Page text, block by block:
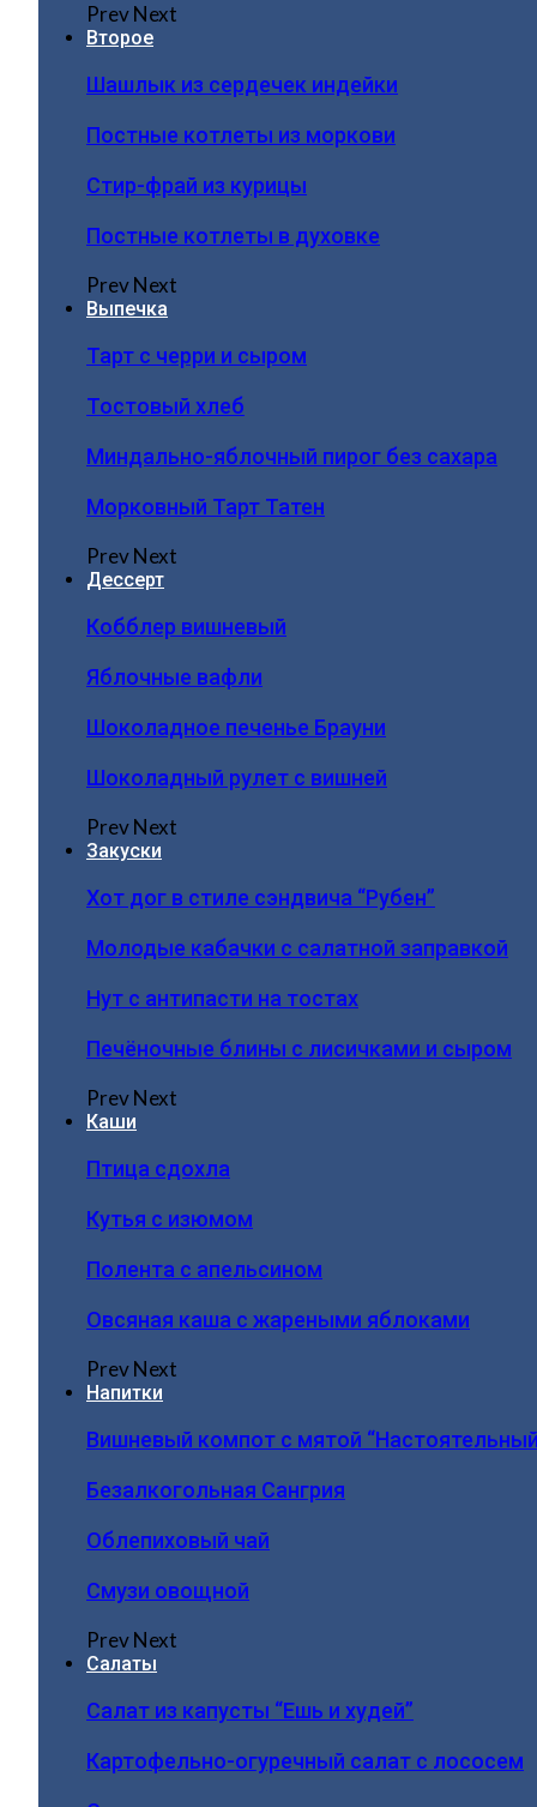
PrevNext
Второе
Шашлык из сердечек индейки
Постные котлеты из моркови
Стир-фрай из курицы
Постные котлеты в духовке
PrevNext
Выпечка
Тарт с черри и сыром
Тостовый хлеб
Миндально-яблочный пирог без сахара
Морковный Тарт Татен
PrevNext
Дессерт
Кобблер вишневый
Яблочные вафли
Шоколадное печенье Брауни
Шоколадный рулет с вишней
PrevNext
Закуски
Хот дог в стиле сэндвича “Рубен”
Молодые кабачки с салатной заправкой
Нут с антипасти на тостах
Печёночные блины с лисичками и сыром
PrevNext
Каши
Птица сдохла
Кутья с изюмом
Полента с апельсином
Овсяная каша с жареными яблоками
PrevNext
Напитки
Вишневый компот с мятой
Безалкогольная Сангрия
Облепиховый чай
Смузи овощной
PrevNext
Салаты
Салат из капусты “Ешь и худей”
Картофельно-огуречный салат с лососем